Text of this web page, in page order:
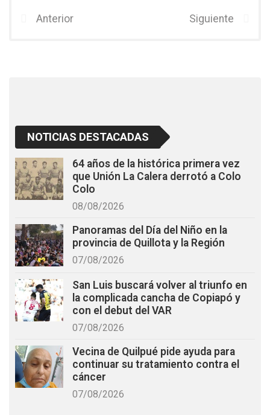
b
er
Anterior Siguiente
NOTICIAS DESTACADAS
64 años de la histórica primera vez
que Unión La Calera derrotó a Colo
Colo
08/08/2026
Panoramas del Día del Niño en la
provincia de Quillota y la Región
07/08/2026
San Luis buscará volver al triunfo en
la complicada cancha de Copiapó y
con el debut del VAR
07/08/2026
Vecina de Quilpué pide ayuda para
continuar su tratamiento contra el
cáncer
07/08/2026